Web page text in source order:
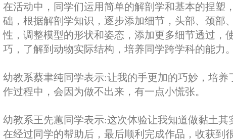
在活动中，同学们运用简单的解剖学和基本的捏塑
础，根据解剖学知识，逐步添加细节，头部、颈部
性，调整模型的形状和姿态，添加更多细节透过，
巧，了解到动物实际结构，培养同学跨学科的能力。
幼教系蔡聿纯同学表示:让我的手更加的巧妙，培
作过程中，会因为做不出来，有一点小慌张。
幼教系王先蕙同学表示:这次体验让我知道做黏土
在经过同学的帮助后，最后顺利完成作品，收获到